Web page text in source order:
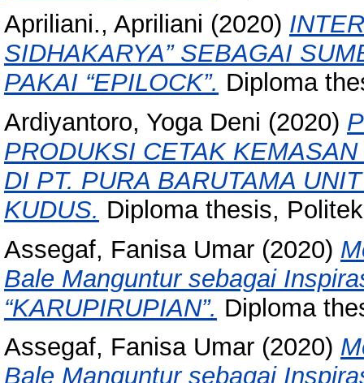
Apriliani., Apriliani (2020)
SIDHAKARYA” SEBAGAI
PAKAI “EPILOCK”. Diploma
Ardiyantoro, Yoga Deni (2020)
PRODUKSI CETAK
DI PT. PURA BARUTAMA
KUDUS. Diploma thesis,
Assegaf, Fanisa Umar (2020)
Bale Manguntur sebagai
“KARUPIRUPIAN”. Diploma
Assegaf, Fanisa Umar (2020)
Bale Manguntur sebagai